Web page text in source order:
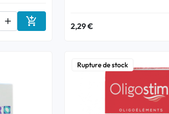
 Ajouter au panier
2,29 €
Rupture de stock